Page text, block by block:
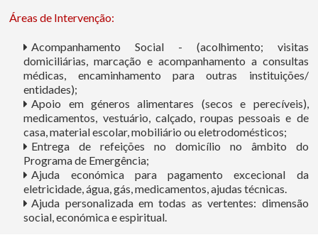
Áreas de Intervenção:
Acompanhamento Social - (acolhimento; visitas
domiciliárias, marcação e acompanhamento a consultas
médicas, encaminhamento para outras instituições/
entidades);
Apoio em géneros alimentares (secos e perecíveis),
medicamentos, vestuário, calçado, roupas pessoais e de
casa, material escolar, mobiliário ou eletrodomésticos;
Entrega de refeições no domicílio no âmbito do
Programa de Emergência;
Ajuda económica para pagamento excecional da
eletricidade, água, gás, medicamentos, ajudas técnicas.
Ajuda personalizada em todas as vertentes: dimensão
social, económica e espiritual.